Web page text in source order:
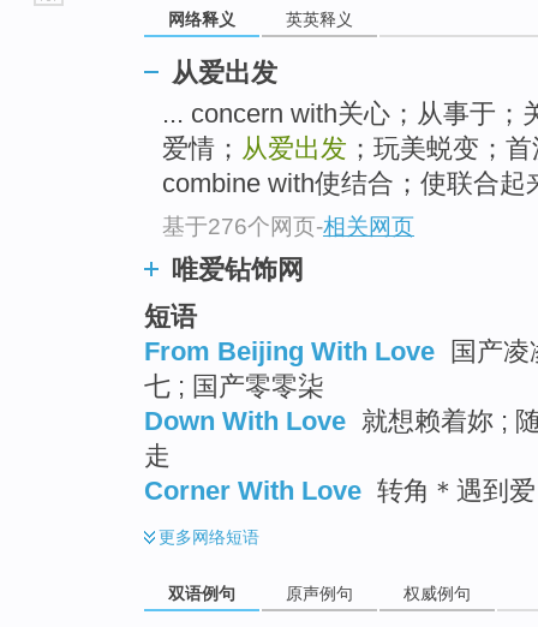
网络释义 英英释义
从爱出发
... concern with关心；从事于；
爱情； 从爱出发 ；玩美蜕变；
combine with使结合；使联合起
基于276个网页-相关网页
唯爱钻饰网
短语
From Beijing With Love
国产
七 ; 国产零零柒
Down With Love 就想赖着妳 ;
走
Corner With Love 转角＊遇到
更多网络短语
双语例句 原声例句 权威例句